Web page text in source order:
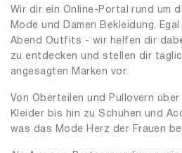
Wir dir ein Online-Portal rund um
Mode und Damen Bekleidung.
Abend Outfits - wir helfen dir
zu entdecken und stellen dir
angesagten Marken vor.
Von Oberteilen und Pullovern über
Kleider bis hin zu Schuhen und
was das Mode Herz der Frauen